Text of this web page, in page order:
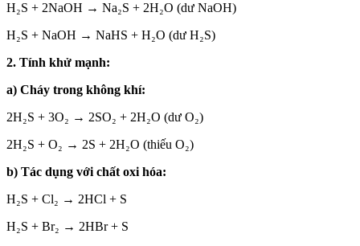
H₂S + 2NaOH → Na₂S + 2H₂O (dư NaOH)
H₂S + NaOH → NaHS + H₂O (dư H₂S)
2. Tính khử mạnh:
a) Cháy trong không khí:
2H₂S + 3O₂ → 2SO₂ + 2H₂O (dư O₂)
2H₂S + O₂ → 2S + 2H₂O (thiếu O₂)
b) Tác dụng với chất oxi hóa:
H₂S + Cl₂ → 2HCl + S
H₂S + Br₂ → 2HBr + S